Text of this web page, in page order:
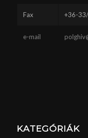
Fax +36-
e-mail
KATEGÓRIÁK